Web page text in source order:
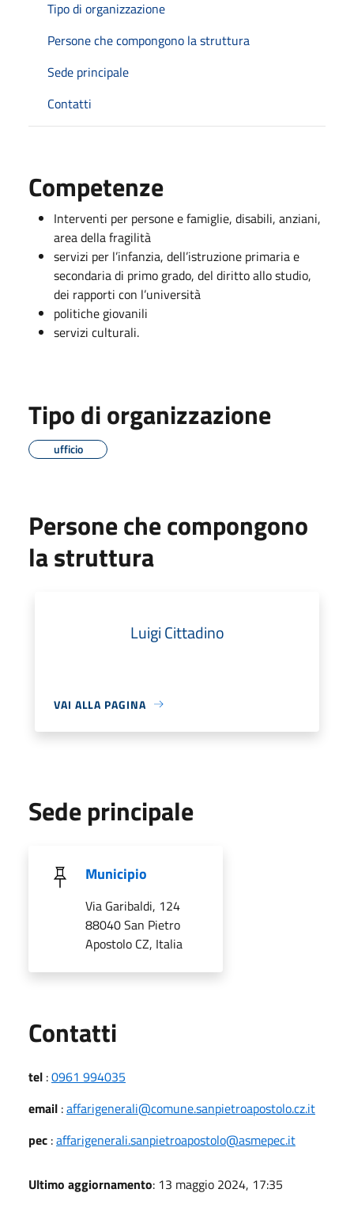
Tipo di organizzazione
Persone che compongono la struttura
Sede principale
Contatti
Competenze
Interventi per persone e famiglie, disabili, anziani,
area della fragilità
servizi per l’infanzia, dell’istruzione primaria e
secondaria di primo grado, del diritto allo studio,
dei rapporti con l’università
politiche giovanili
servizi culturali.
Tipo di organizzazione
ufficio
Persone che compongono
la struttura
Luigi Cittadino
VAI ALLA PAGINA
Sede principale
Municipio
Via Garibaldi, 124
88040 San Pietro
Apostolo CZ, Italia
Contatti
tel :0961 994035
email :affarigenerali@comune.sanpietroapostolo.cz.it
pec :affarigenerali.sanpietroapostolo@asmepec.it
Ultimo aggiornamento: 13 maggio 2024, 17:35